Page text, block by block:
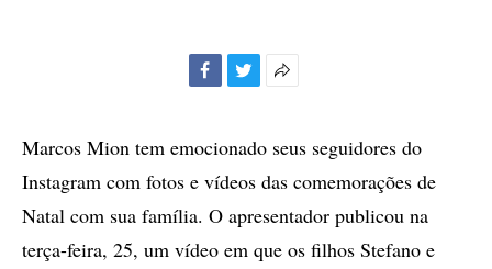
compartilhamento
Marcos Mion tem emocionado seus seguidores do
Instagram com fotos e vídeos das comemorações de
Natal com sua família. O apresentador publicou na
terça-feira, 25, um vídeo em que os filhos Stefano e